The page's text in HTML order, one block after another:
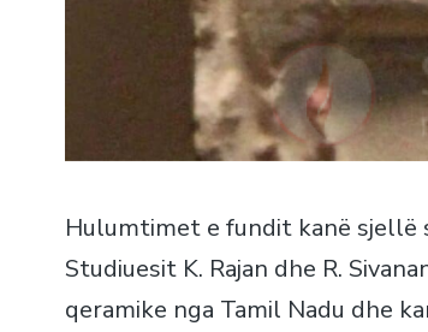
Hulumtimet e fundit kanë sjellë
Studiuesit K. Rajan dhe R.
qeramike nga Tamil Nadu dhe